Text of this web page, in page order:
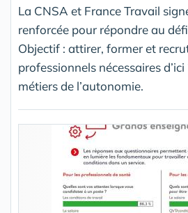
La CNSA et France Travail
renforcée pour répondre au
Objectif : attirer, former et
professionnels nécessaires
métiers de l’autonomie.